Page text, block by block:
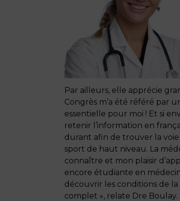
Par ailleurs, elle apprécie
Congrès m’a été référé par
essentielle pour moi ! Et si
retenir l’information en
durant afin de trouver la voie
sport de haut niveau. La
connaître et mon plaisir
encore étudiante en
découvrir les conditions de
complet », relate Dre